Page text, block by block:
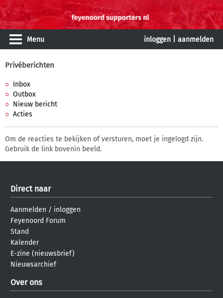
Menu inloggen aanmelden
Privéberichten
Inbox
Outbox
Nieuw bericht
Acties
Om de reacties te bekijken of versturen, moet je ingelogd zijn.
Gebruik de link bovenin beeld.
Direct naar
Aanmelden / inloggen
Feyenoord Forum
Stand
Kalender
E-zine (nieuwsbrief)
Nieuwsarchief
Over ons